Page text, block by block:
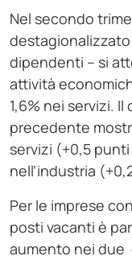
Nel secondo
dipendenti – si
attività
1,6% nei servizi.
precedente
servizi (+0,5
nell’industria
Per le imprese
posti vacanti è
aumento nei due